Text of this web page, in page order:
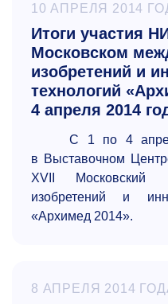
10 АПРЕЛЯ 2014
Итоги участия
Московском
изобретений и
технологий
4 апреля 2014
С 1 по 4
в Выставочном
ХVII Московский
изобретений и
«Архимед 2014».
8 АПРЕЛЯ 2014